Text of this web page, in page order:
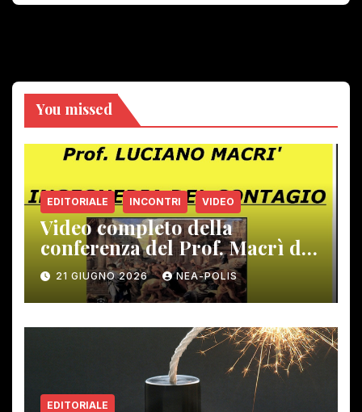
You missed
EDITORIALE INCONTRI VIDEO
Video completo della
conferenza del Prof. Macrì del
12 giugno scorso
21 GIUGNO 2026 NEA-POLIS
EDITORIALE